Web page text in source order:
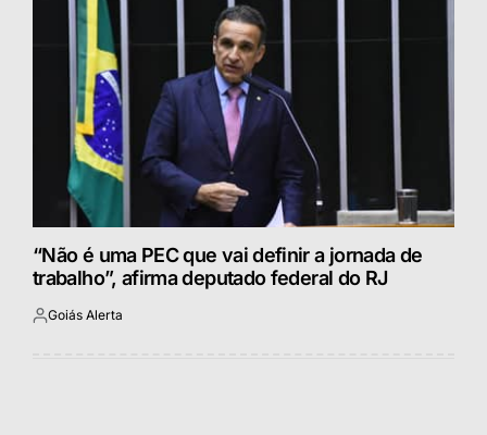
“Não é uma PEC que vai definir a jornada de
trabalho”, afirma deputado federal do RJ
Postado
Goiás Alerta